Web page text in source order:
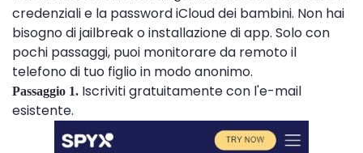
credenziali e la password iCloud dei bambini. Non hai
bisogno di jailbreak o installazione di app. Solo con
pochi passaggi, puoi monitorare da remoto il
telefono di tuo figlio in modo anonimo.
Passaggio 1. Iscriviti gratuitamente con l'e-mail
esistente.